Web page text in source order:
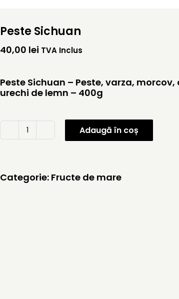
Peste Sichuan
40,00 lei TVA Inclus
Peste Sichuan – Peste, varza,
urechi de lemn – 400g
Cantitate
Adaugă în coș
Categorie: Fructe de mare